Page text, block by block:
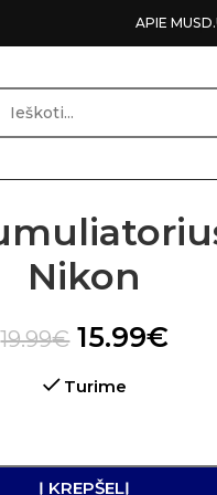
APIE MUS
Nikon
19.99€ 15.99€
Turime
Į KREPŠELĮ